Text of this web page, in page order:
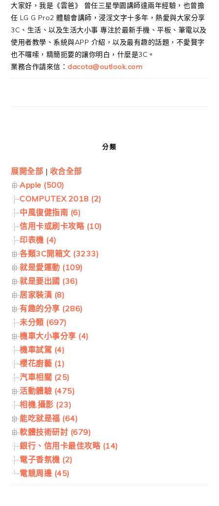
大家好，我是《雲爸》 曾任三星學園講師達兩年經驗，也曾擔
任 LG G Pro2 體驗會講師，浸淫文字十多年，熱愛與大家分享
3C、生活、以及生活大小事 專注於最新手機、平板、筆電以及
使用者教學、系統與APP 介紹，以及最有趣的話題，不愛贅字
也不囉嗦，精簡扼要的讓你明白，什麼是3C。
業務合作請來信： dacota@outlook.com
分類
展開全部 | 收合全部
Apple (500)
COMPUTEX 2018 (2)
中風復健指南 (6)
信用卡或刷卡攻略 (10)
印表機 (4)
各類3C開箱文 (3233)
就是愛運動 (109)
就是要出國 (36)
居家裝潢 (8)
有趣的分享 (286)
未分類 (697)
機車大小事分享 (4)
機車試駕 (4)
櫻花廚藝 (1)
汽車相關 (25)
活動體驗 (475)
相機.攝影 (23)
能吃就是福 (64)
軟體技術研討 (679)
銀行、信用卡最佳攻略 (14)
電子香氛機 (2)
電競周邊 (45)